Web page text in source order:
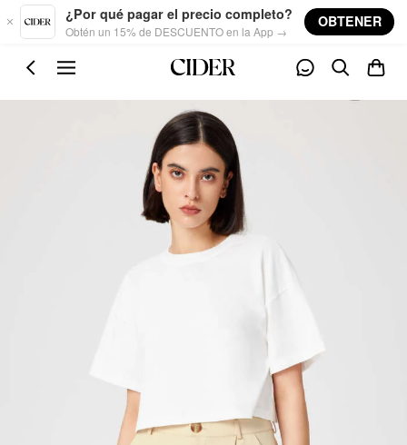
Skip to main content
¿Por qué pagar el precio completo?
Obtén un 15% de DESCUENTO en la App →
OBTENER